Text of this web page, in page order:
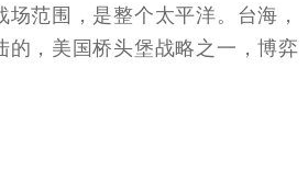
范围，是整个太平洋。台海，
的，美国桥头堡战略之一，博弈